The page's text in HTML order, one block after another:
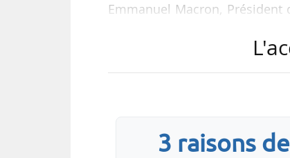
Emmanuel Macron,
Portugal, la Grèce, Chypre,
Le projet H2Med consiste à
3 raisons